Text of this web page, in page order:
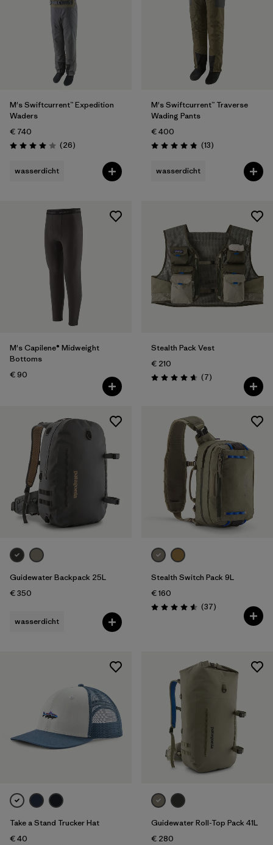
M's Swiftcurrent™ Expedition
Waders
€ 740
Bewertung: 4.0 / 5
(26Rezensionen
)
wasserdicht
M's Swiftcurrent™ Traverse
Wading Pants
€ 400
Bewertung: 4.8 / 5
(13Rezensionen
)
wasserdicht
M's Capilene® Midweight
Bottoms
€ 90
Stealth Pack Vest
€ 210
Bewertung: 4.7 / 5
(7Rezensionen
)
Guidewater Backpack 25L
€ 350
wasserdicht
Stealth Switch Pack 9L
€ 160
Bewertung: 4.6 / 5
(37Rezensionen
)
Take a Stand Trucker Hat
€ 40
Guidewater Roll-Top Pack 41L
€ 280